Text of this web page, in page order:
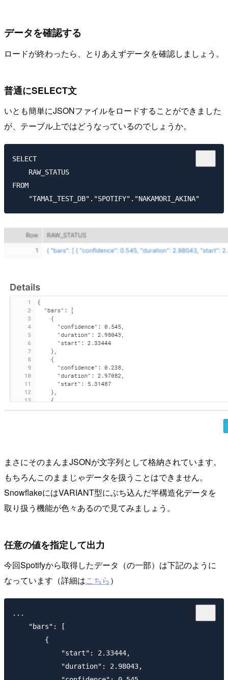
データを確認する
ロードが終わったら、とりあえずデータを確認しましょう。
普通にSELECT文
いとも簡単にJSONファイルをロードすることができました
が、テーブル上ではどうなっているのでしょうか。
SELECT
    RAW_STATUS
FROM
まさにそのまんまJSONが文字列として格納されています。
もちろんこのままじゃデータを扱うことはできません。
SnowflakeにはVARIANT型にぶち込んだ半構造化データを
取り扱う機能が色々あるので見てみましょう。
任意の値を指定して出力
今回Spotifyから取得したデータ（の一部）は下記のように
なっています（詳細はこちら）
...
    "bars": [
        {
            "start": 2.33444,
            "duration": 2.98043,